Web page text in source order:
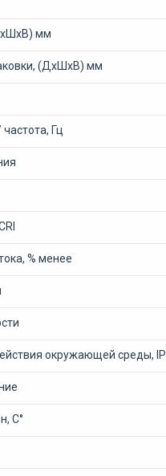
мм
(ДхШхВ) мм
Гц
% менее
окружающей среды, IP
С°